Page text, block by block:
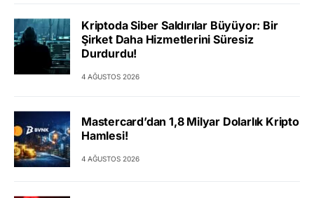
Kriptoda Siber Saldırılar Büyüyor: Bir
Şirket Daha Hizmetlerini Süresiz
Durdurdu!
4 AĞUSTOS 2026
Mastercard’dan 1,8 Milyar Dolarlık Kripto
Hamlesi!
4 AĞUSTOS 2026